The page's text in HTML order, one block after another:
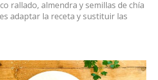
rallado, almendra y semillas de chía
adaptar la receta y sustituir las